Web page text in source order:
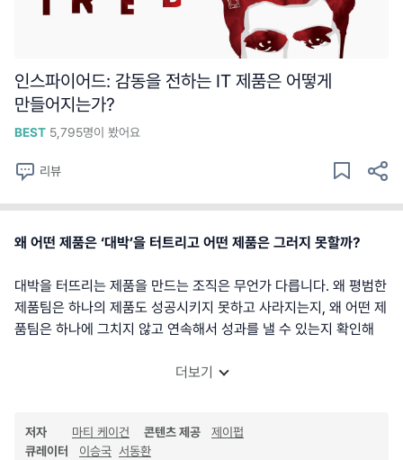
인스파이어드: 감동을 전하는 IT 제품은 어떻게
만들어지는가?
BEST 5,795명이 봤어요
리뷰
왜 어떤 제품은 ‘대박’을 터트리고 어떤 제품은 그러지 못할까?
대박을 터뜨리는 제품을 만드는 조직은 무언가 다릅니다. 왜 평범한
제품팀은 하나의 제품도 성공시키지 못하고 사라지는지, 왜 어떤 제
품팀은 하나에 그치지 않고 연속해서 성과를 낼 수 있는지 확인해
더보기
저자 마티 케이건 콘텐츠 제공
제이펍
큐레이터
이승국 서동환